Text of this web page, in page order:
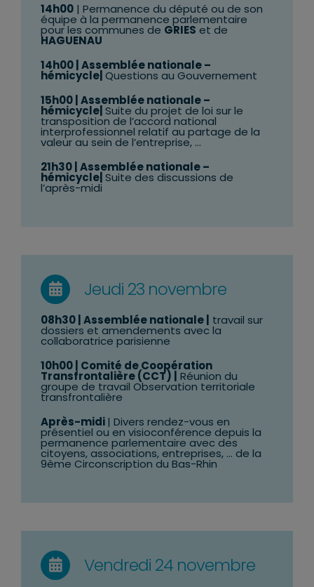
14h00| Permanence du député ou de son
équipe à la permanence parlementaire
pour les communes de GRIES et de
HAGUENAU
14h00| Assemblée nationale –
hémicycle| Questions au Gouvernement
15h00| Assemblée nationale –
hémicycle| Suite du projet de loi sur le
transposition de l’accord national
interprofessionnel relatif au partage de la
valeur au sein de l’entreprise, …
21h30| Assemblée nationale –
hémicycle| Suite des discussions de
l’après-midi
Jeudi 23 novembre
08h30 | Assemblée nationale | travail sur
dossiers et amendements avec la
collaboratrice parisienne
10h00 | Comité de Coopération
Transfrontalière (CCT) | Réunion du
groupe de travail Observation territoriale
transfrontalière
Après-midi| Divers rendez-vous en
présentiel ou en visioconférence depuis la
permanence parlementaire avec des
citoyens, associations, entreprises, … de la
9ème Circonscription du Bas-Rhin
Vendredi 24 novembre